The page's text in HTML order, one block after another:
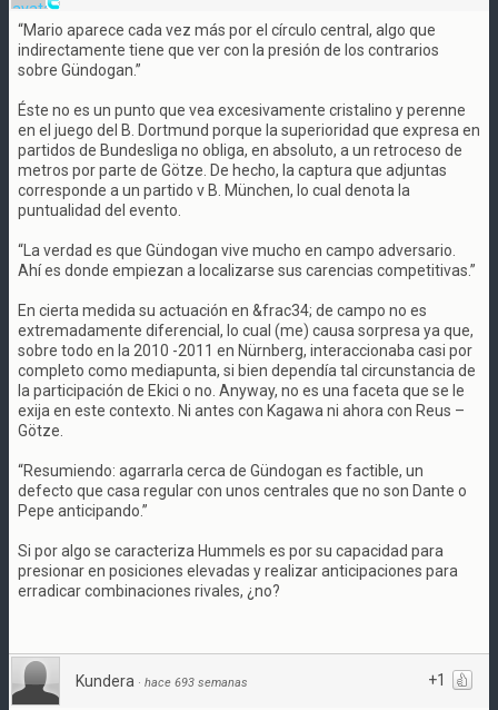
“Mario aparece cada vez más por el círculo central, algo que
indirectamente tiene que ver con la presión de los contrarios
sobre Gündogan.”
Éste no es un punto que vea excesivamente cristalino y perenne
en el juego del B. Dortmund porque la superioridad que expresa en
partidos de Bundesliga no obliga, en absoluto, a un retroceso de
metros por parte de Götze. De hecho, la captura que adjuntas
corresponde a un partido v B. München, lo cual denota la
puntualidad del evento.
“La verdad es que Gündogan vive mucho en campo adversario.
Ahí es donde empiezan a localizarse sus carencias competitivas.”
En cierta medida su actuación en &frac34; de campo no es
extremadamente diferencial, lo cual (me) causa sorpresa ya que,
sobre todo en la 2010 -2011 en Nürnberg, interaccionaba casi por
completo como mediapunta, si bien dependía tal circunstancia de
la participación de Ekici o no. Anyway, no es una faceta que se le
exija en este contexto. Ni antes con Kagawa ni ahora con Reus –
Götze.
“Resumiendo: agarrarla cerca de Gündogan es factible, un
defecto que casa regular con unos centrales que no son Dante o
Pepe anticipando.”
Si por algo se caracteriza Hummels es por su capacidad para
presionar en posiciones elevadas y realizar anticipaciones para
erradicar combinaciones rivales, ¿no?
+1
Kundera · hace 693 semanas